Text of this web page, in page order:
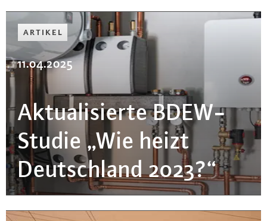
ARTIKEL
11.04.2025
Ak­tua­li­sier­te BDEW-
Stu­die „Wie heizt
Deutsch­land 2023?“